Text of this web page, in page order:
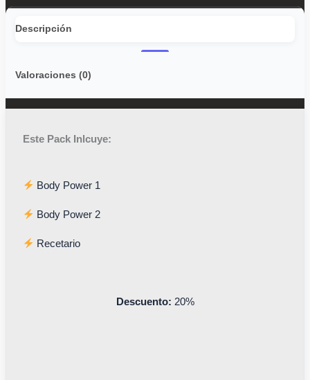
Descripción
Valoraciones (0)
Este Pack Inlcuye:
Body Power 1
Body Power 2
Recetario
Descuento: 20%